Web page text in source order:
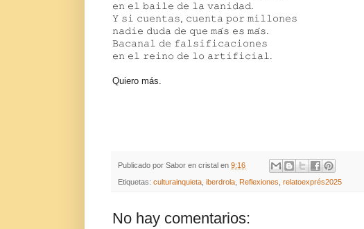
𝚎𝚗 𝚎𝚕 𝚋𝚊𝚒𝚕𝚎 𝚍𝚎 𝚕𝚊 𝚟𝚊𝚗𝚒𝚍𝚊𝚍.
𝚈 𝚜𝚒 𝚌𝚞𝚎𝚗𝚝𝚊𝚜, 𝚌𝚞𝚎𝚗𝚝𝚊 𝚙𝚘𝚛 𝚖𝚒𝚕𝚕𝚘𝚗𝚎𝚜
𝚗𝚊𝚍𝚒𝚎 𝚍𝚞𝚍𝚊 𝚍𝚎 𝚚𝚞𝚎 𝚖𝚊́𝚜 𝚎𝚜 𝚖𝚊́𝚜.
𝙱𝚊𝚌𝚊𝚗𝚊𝚕 𝚍𝚎 𝚏𝚊𝚕𝚜𝚒𝚏𝚒𝚌𝚊𝚌𝚒𝚘𝚗𝚎𝚜
𝚎𝚗 𝚎𝚕 𝚛𝚎𝚒𝚗𝚘 𝚍𝚎 𝚕𝚘 𝚊𝚛𝚝𝚒𝚏𝚒𝚌𝚒𝚊𝚕.
Quiero más.
Publicado por Sabor en cristal en 9:16
Etiquetas: culturainquieta iberdrola Reflexiones relatoexprés2025
No hay comentarios: